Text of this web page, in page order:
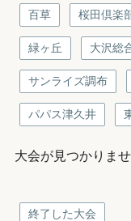
百草 桜田倶楽
緑ヶ丘 大沢総
サンライズ調布
パパス津久井
大会が見つかりま
終了した大会